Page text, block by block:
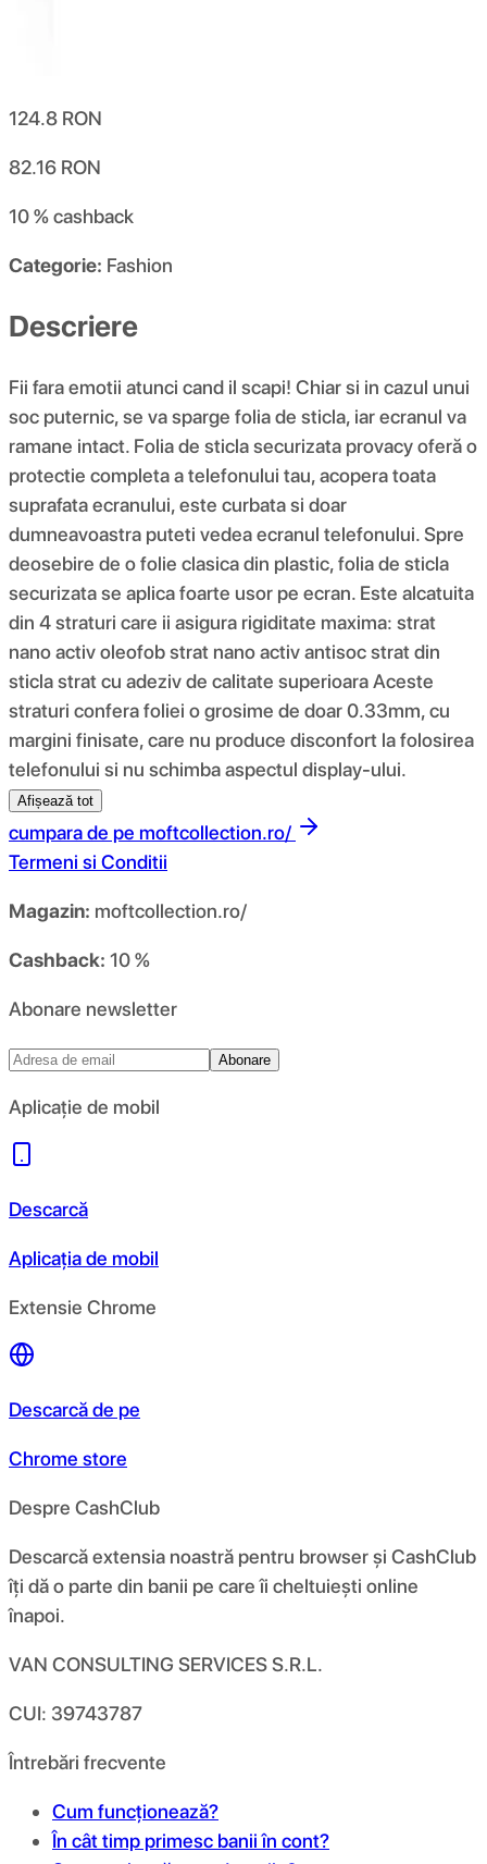
124.8 RON
82.16 RON
10 %cashback
Categorie: Fashion
Descriere
Fii fara emotii atunci cand il scapi! Chiar si in cazul unui
soc puternic, se va sparge folia de sticla, iar ecranul va
ramane intact. Folia de sticla securizata provacy oferă o
protectie completa a telefonului tau, acopera toata
suprafata ecranului, este curbata si doar
dumneavoastra puteti vedea ecranul telefonului. Spre
deosebire de o folie clasica din plastic, folia de sticla
securizata se aplica foarte usor pe ecran. Este alcatuita
din 4 straturi care ii asigura rigiditate maxima: strat
nano activ oleofob strat nano activ antisoc strat din
sticla strat cu adeziv de calitate superioara Aceste
straturi confera foliei o grosime de doar 0.33mm, cu
margini finisate, care nu produce disconfort la folosirea
telefonului si nu schimba aspectul display-ului.
Afișează tot
cumpara de pe moftcollection.ro/
Termeni si Conditii
Magazin: moftcollection.ro/
Cashback: 10 %
Abonare newsletter
Abonare
Aplicație de mobil
Descarcă
Aplicația de mobil
Extensie Chrome
Descarcă de pe
Chrome store
Despre CashClub
Descarcă extensia noastră pentru browser și CashClub
îți dă o parte din banii pe care îi cheltuiești online
înapoi.
VAN CONSULTING SERVICES S.R.L.
CUI: 39743787
Întrebări frecvente
Cum funcționează?
În cât timp primesc banii în cont?